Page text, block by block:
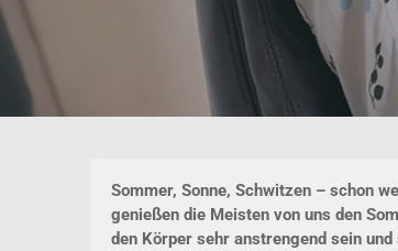
Sommer, Sonne, Schwitzen – schon
genießen die Meisten von uns den
den Körper sehr anstrengend sein